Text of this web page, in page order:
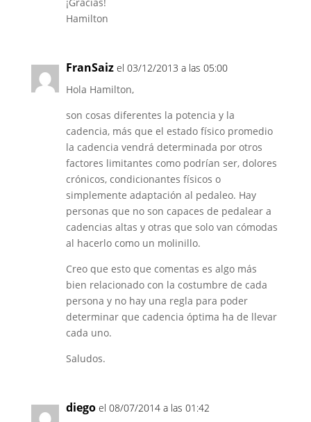
¡Gracias!
Hamilton
FranSaiz el 03/12/2013 a las 05:00
Hola Hamilton,
son cosas diferentes la potencia y la
cadencia, más que el estado físico promedio
la cadencia vendrá determinada por otros
factores limitantes como podrían ser, dolores
crónicos, condicionantes físicos o
simplemente adaptación al pedaleo. Hay
personas que no son capaces de pedalear a
cadencias altas y otras que solo van cómodas
al hacerlo como un molinillo.
Creo que esto que comentas es algo más
bien relacionado con la costumbre de cada
persona y no hay una regla para poder
determinar que cadencia óptima ha de llevar
cada uno.
Saludos.
diego el 08/07/2014 a las 01:42